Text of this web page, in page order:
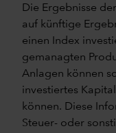
Die Ergebnisse
auf künftige
einen Index
gemanagten
Anlagen können
investiertes
können. Diese
Steuer- oder